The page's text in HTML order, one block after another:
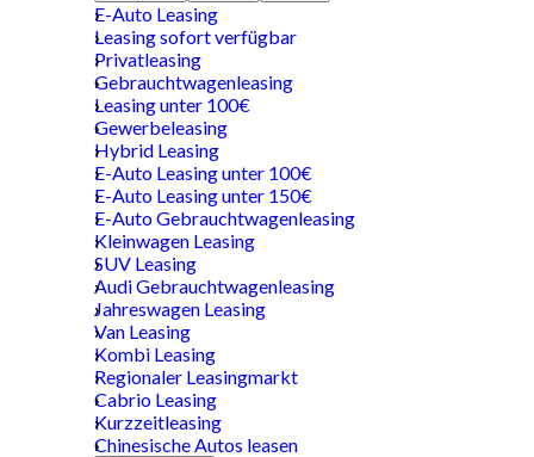
E-Auto Leasing
Leasing sofort verfügbar
Privatleasing
Gebrauchtwagenleasing
Leasing unter 100€
Gewerbeleasing
Hybrid Leasing
E-Auto Leasing unter 100€
E-Auto Leasing unter 150€
E-Auto Gebrauchtwagenleasing
Kleinwagen Leasing
SUV Leasing
Audi Gebrauchtwagenleasing
Jahreswagen Leasing
Van Leasing
Kombi Leasing
Regionaler Leasingmarkt
Cabrio Leasing
Kurzzeitleasing
Chinesische Autos leasen